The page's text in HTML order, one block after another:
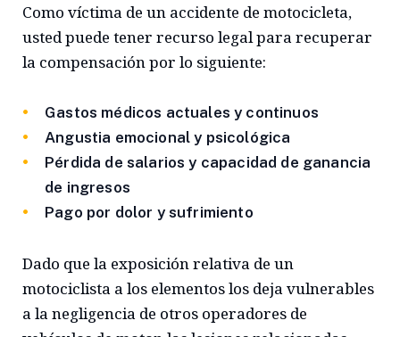
Como víctima de un accidente de motocicleta,
usted puede tener recurso legal para recuperar
la compensación por lo siguiente:
Gastos médicos actuales y continuos
Angustia emocional y psicológica
Pérdida de salarios y capacidad de ganancia
de ingresos
Pago por dolor y sufrimiento
Dado que la exposición relativa de un
motociclista a los elementos los deja vulnerables
a la negligencia de otros operadores de